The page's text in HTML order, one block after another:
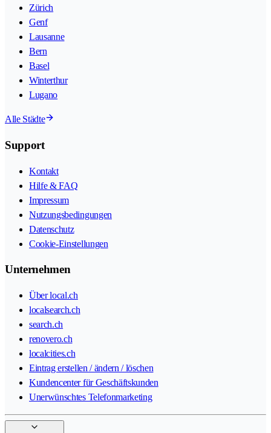
Zürich
Genf
Lausanne
Bern
Basel
Winterthur
Lugano
Alle Städte
Support
Kontakt
Hilfe & FAQ
Impressum
Nutzungsbedingungen
Datenschutz
Cookie-Einstellungen
Unternehmen
Über local.ch
localsearch.ch
search.ch
renovero.ch
localcities.ch
Eintrag erstellen / ändern / löschen
Kundencenter für Geschäftskunden
Unerwünschtes Telefonmarketing